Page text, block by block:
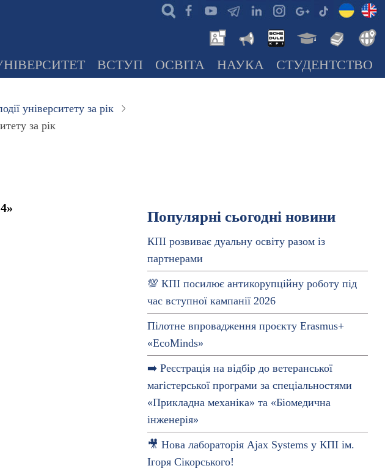
ВСТУП ОСВІТА НАУКА СТУДЕНТСТВО
університету за рік
за рік
Популярні сьогодні новини
КПІ розвиває дуальну освіту разом із
партнерами
💯 КПІ посилює антикорупційну роботу під
час вступної кампанії 2026
Пілотне впровадження проєкту Erasmus+
«EcoMinds»
➡️ Реєстрація на відбір до ветеранської
магістерської програми за спеціальностями
«Прикладна механіка» та «Біомедична
інженерія»
🎥 Нова лабораторія Ajax Systems у КПІ ім.
Ігоря Сікорського!